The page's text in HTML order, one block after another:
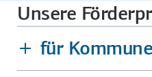
Unsere
für